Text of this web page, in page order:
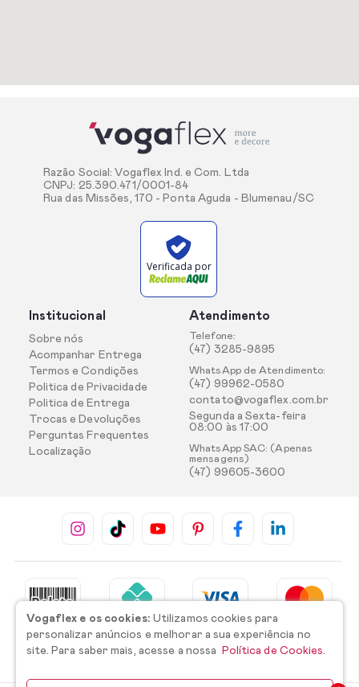
Razão Social: Vogaflex Ind. e Com. Ltda
CNPJ: 25.390.471/0001-84
Rua das Missões, 170 - Ponta Aguda - Blumenau/SC
Verificada por
Institucional
Sobre nós
Acompanhar Entrega
Termos e Condições
Politica de Privacidade
Politica de Entrega
Trocas e Devoluções
Perguntas Frequentes
Localização
Atendimento
Telefone:
(47) 3285-9895
WhatsApp de Atendimento:
(47) 99962-0580
contato@vogaflex.com.br
Segunda a Sexta-feira
08:00 às 17:00
WhatsApp SAC: (Apenas
mensagens)
(47) 99605-3600
Vogaflex e os cookies: Utilizamos cookies para
personalizar anúncios e melhorar a sua experiência no
site. Para saber mais, acesse a nossa
Política de Cookies.